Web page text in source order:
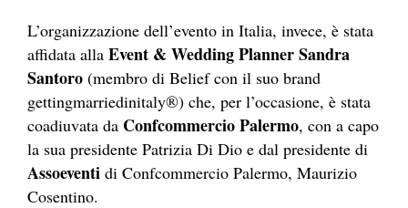
L’organizzazione dell’evento in Italia, invece, è stata
affidata alla Event & Wedding Planner Sandra
Santoro (membro di Belief con il suo brand
gettingmarriedinitaly®) che, per l’occasione, è stata
coadiuvata da Confcommercio Palermo, con a capo
la sua presidente Patrizia Di Dio e dal presidente di
Assoeventi di Confcommercio Palermo, Maurizio
Cosentino.